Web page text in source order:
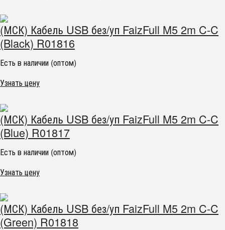
(МСК) Кабель USB без/уп FaizFull M5 2m C-C
(Black) R01816
Есть в наличии (оптом)
Узнать цену
(МСК) Кабель USB без/уп FaizFull M5 2m C-C
(Blue) R01817
Есть в наличии (оптом)
Узнать цену
(МСК) Кабель USB без/уп FaizFull M5 2m C-C
(Green) R01818